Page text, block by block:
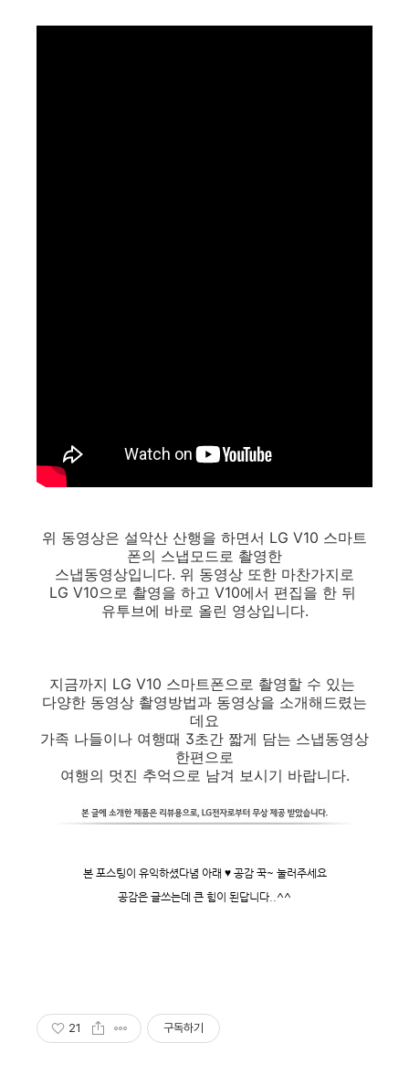
위 동영상은 설악산 산행을 하면서 LG V10 스마트
폰의 스냅모드로 촬영한
스냅동영상입니다. 위 동영상 또한 마찬가지로
LG V10으로 촬영을 하고 V10에서 편집을 한 뒤
유투브에 바로 올린 영상입니다.
지금까지 LG V10 스마트폰으로 촬영할 수 있는
다양한 동영상 촬영방법과 동영상을 소개해드렸는
데요
가족 나들이나 여행때 3초간 짧게 담는 스냅동영상
한편으로
여행의 멋진 추억으로 남겨 보시기 바랍니다.
본 포스팅이 유익하셨다념 아래 ♥ 공감 꾹~ 눌러주세요
공감은 글쓰는데 큰 힘이 된답니다..^^
21 구독하기